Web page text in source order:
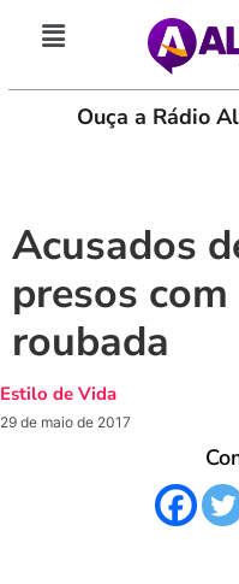
Ouça a Rádio
Acusados
presos
roubada
Estilo de Vida
29 de maio de 2017